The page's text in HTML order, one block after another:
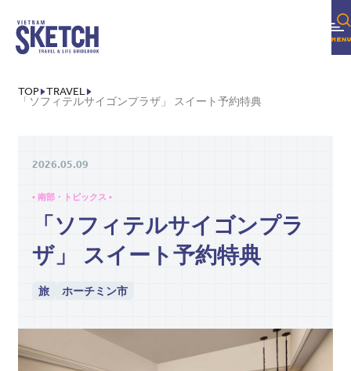
TOP TRAVEL
「ソフィテルサイゴンプラザ」 スイート予約特典
2026.05.09
• 南部・トピックス •
「ソフィテルサイゴンプラ
ザ」 スイート予約特典
旅 ホーチミン市